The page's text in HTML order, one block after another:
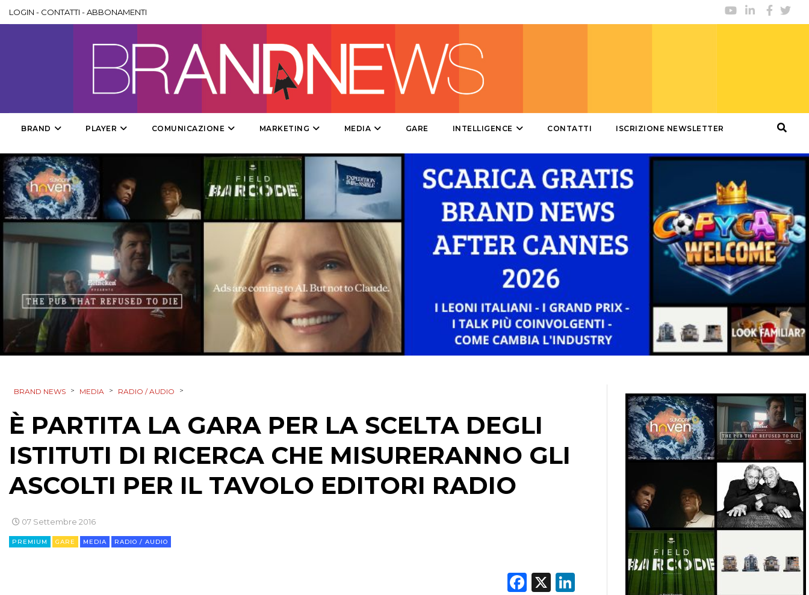
DESIGN
PUNTI VENDITA
CSR
STRATEGIE
CINEMA
LOGIN - CONTATTI -ABBONAMENTI
BRAND PLAYER COMUNICAZIONE MARKETING MEDIA GARE INTELLIGENCE CONTATTI ISCRIZIONE NEWSLETTER
BRAND NEWS > MEDIA > RADIO / AUDIO >
È PARTITA LA GARA PER LA SCELTA DEGLI
ISTITUTI DI RICERCA CHE MISURERANNO GLI
ASCOLTI PER IL TAVOLO EDITORI RADIO
07 Settembre 2016
PREMIUM GARE MEDIA RADIO / AUDIO
Facebook
X LinkedIn